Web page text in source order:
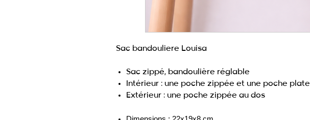
Sac bandouliere Louisa
Sac zippé, bandoulière réglable
Intérieur : une poche zippée et une poche plate
Extérieur : une poche zippée au dos